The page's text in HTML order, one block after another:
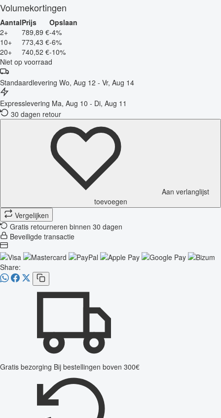
Volumekortingen
AantalPrijs
Opslaan
2+
789,89 €-4%
10+
773,43 €-6%
20+
740,52 €-10%
Niet op voorraad
Standaardlevering Wo, Aug 12 - Vr, Aug 14
Expresslevering Ma, Aug 10 - Di, Aug 11
30 dagen retour
Aan verlanglijst
toevoegen
Vergelijken
Gratis retourneren binnen 30 dagen
Beveiligde transactie
Share:
Gratis bezorging Bij bestellingen boven 300€